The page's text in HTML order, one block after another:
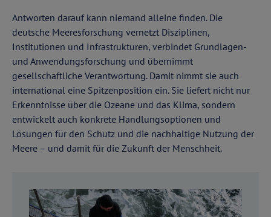
Antworten darauf kann niemand alleine finden. Die
deutsche Meeresforschung vernetzt Disziplinen,
Institutionen und Infrastrukturen, verbindet Grundlagen-
und Anwendungsforschung und übernimmt
gesellschaftliche Verantwortung. Damit nimmt sie auch
international eine Spitzenposition ein. Sie liefert nicht nur
Erkenntnisse über die Ozeane und das Klima, sondern
entwickelt auch konkrete Handlungsoptionen und
Lösungen für den Schutz und die nachhaltige Nutzung der
Meere – und damit für die Zukunft der Menschheit.